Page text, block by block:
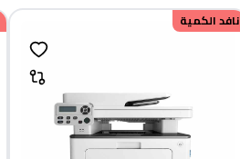
نافد الكمية